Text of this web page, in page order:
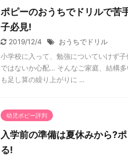
ポピーのおうちでドリルで苦
子必見!
2019/12/4
おうちでドリル
小学校に入って、勉強についていけず
ではないか心配… そんなご家庭、結構
も足し算の繰り上がりに ...
幼児ポピー評判
入学前の準備は夏休みから?
る!